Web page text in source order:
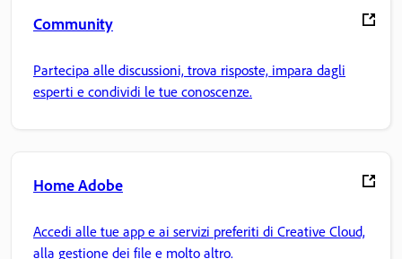
Community
Partecipa alle discussioni, trova risposte, impara dagli
esperti e condividi le tue conoscenze.
Home Adobe
Accedi alle tue app e ai servizi preferiti di Creative Cloud,
alla gestione dei file e molto altro.